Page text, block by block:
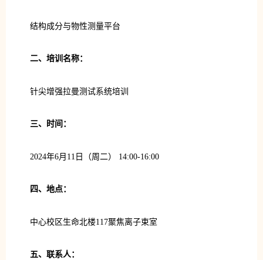
结构成分与物性测量平台
二、培训名称：
针尖增强拉曼测试系统培训
三、时间：
2024年6月11日（周二） 14:00-16:00
四、地点：
中心校区生命北楼117聚焦离子束室
五、联系人：